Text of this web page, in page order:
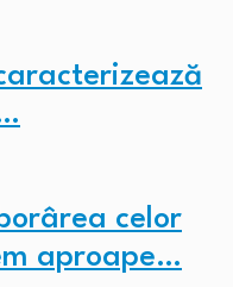
celor
aproape…